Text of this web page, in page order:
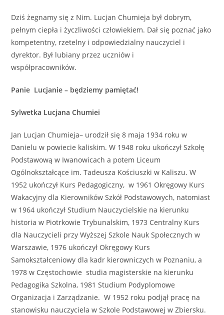
Dziś żegnamy się z Nim. Lucjan Chumieja był dobrym,
pełnym ciepła i życzliwości człowiekiem. Dał się poznać jako
kompetentny, rzetelny i odpowiedzialny nauczyciel i
dyrektor. Był lubiany przez uczniów i
współpracowników.
Panie Lucjanie – będziemy pamiętać!
Sylwetka Lucjana Chumiei
Jan Lucjan Chumieja– urodził się 8 maja 1934 roku w
Danielu w powiecie kaliskim. W 1948 roku ukończył Szkołę
Podstawową w Iwanowicach a potem Liceum
Ogólnokształcące im. Tadeusza Kościuszki w Kaliszu. W
1952 ukończył Kurs Pedagogiczny, w 1961 Okręgowy Kurs
Wakacyjny dla Kierowników Szkół Podstawowych, natomiast
w 1964 ukończył Studium Nauczycielskie na kierunku
historia w Piotrkowie Trybunalskim, 1973 Centralny Kurs
dla Nauczycieli przy Wyższej Szkole Nauk Społecznych w
Warszawie, 1976 ukończył Okręgowy Kurs
Samokształceniowy dla kadr kierowniczych w Poznaniu, a
1978 w Częstochowie studia magisterskie na kierunku
Pedagogika Szkolna, 1981 Studium Podyplomowe
Organizacja i Zarządzanie. W 1952 roku podjął pracę na
stanowisku nauczyciela w Szkole Podstawowej w Zbiersku.